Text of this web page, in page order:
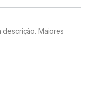
descrição. Maiores